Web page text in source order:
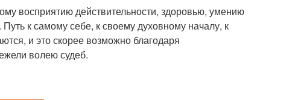
восприятию действительности, здоровью, умению
к самому себе, к своему духовному началу, к
и это скорее возможно благодаря
волею судеб.